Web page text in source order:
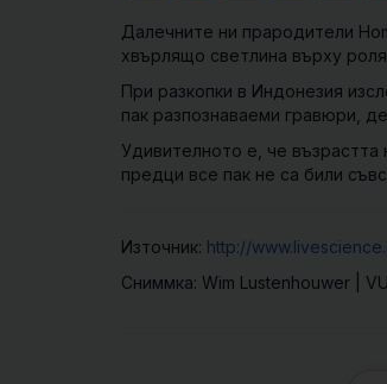
Далечните ни прародители
хвърлящо светлина върху
При разкопки в Индонезия
пак разпознаваеми гравюри,
Удивителното е, че
предци все пак не са били
Източник: http://
Сниммка: Wim Lustenhouwer |